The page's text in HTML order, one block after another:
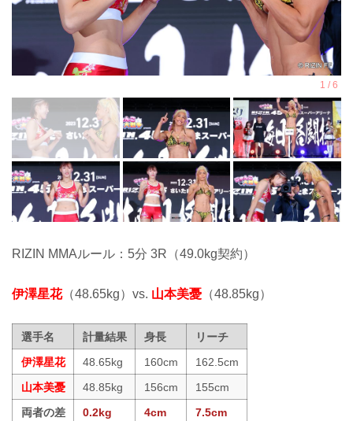
RIZIN MMAルール：5分 3R（49.0kg契約）
伊澤星花（48.65kg）vs. 山本美憂 （48.85kg）
選手名 計量結果 身長
リーチ
伊澤星花
48.65kg 160cm
162.5cm
山本美憂
48.85kg 156cm
155cm
両者の差
0.2kg 4cm 7.5cm